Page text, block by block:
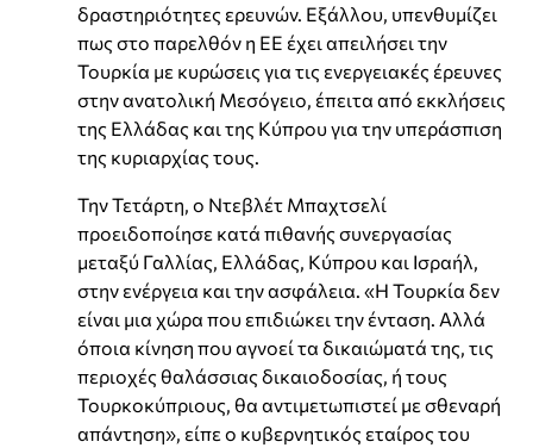
δραστηριότητες ερευνών. Εξάλλου, υπενθυμίζει
πως στο παρελθόν η ΕΕ έχει απειλήσει την
Τουρκία με κυρώσεις για τις ενεργειακές έρευνες
στην ανατολική Μεσόγειο, έπειτα από εκκλήσεις
της Ελλάδας και της Κύπρου για την υπεράσπιση
της κυριαρχίας τους.
Την Τετάρτη, ο Ντεβλέτ Μπαχτσελί
προειδοποίησε κατά πιθανής συνεργασίας
μεταξύ Γαλλίας, Ελλάδας, Κύπρου και Ισραήλ,
στην ενέργεια και την ασφάλεια. «Η Τουρκία δεν
είναι μια χώρα που επιδιώκει την ένταση. Αλλά
όποια κίνηση που αγνοεί τα δικαιώματά της, τις
περιοχές θαλάσσιας δικαιοδοσίας, ή τους
Τουρκοκύπριους, θα αντιμετωπιστεί με σθεναρή
απάντηση», είπε ο κυβερνητικός εταίρος του